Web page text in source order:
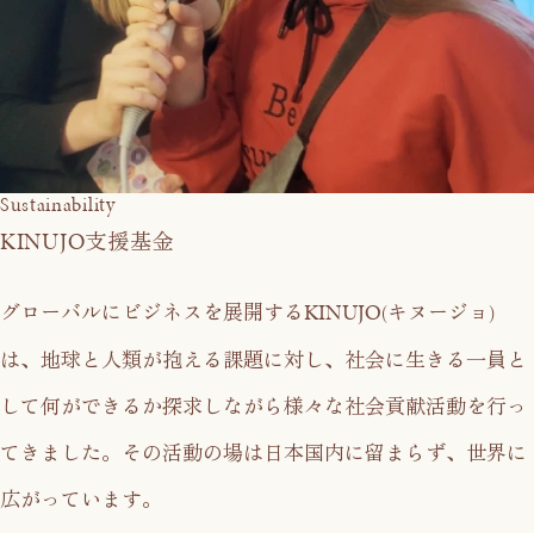
Sustainability
KINUJO支援基金
グローバルにビジネスを展開するKINUJO(キヌージョ)
は、 地球と人類が抱える課題に対し、社会に生きる一員と
して何ができるか探求しながら様々な社会貢献活動を行っ
てきました。
その活動の場は日本国内に留まらず、世界に
広がっています。